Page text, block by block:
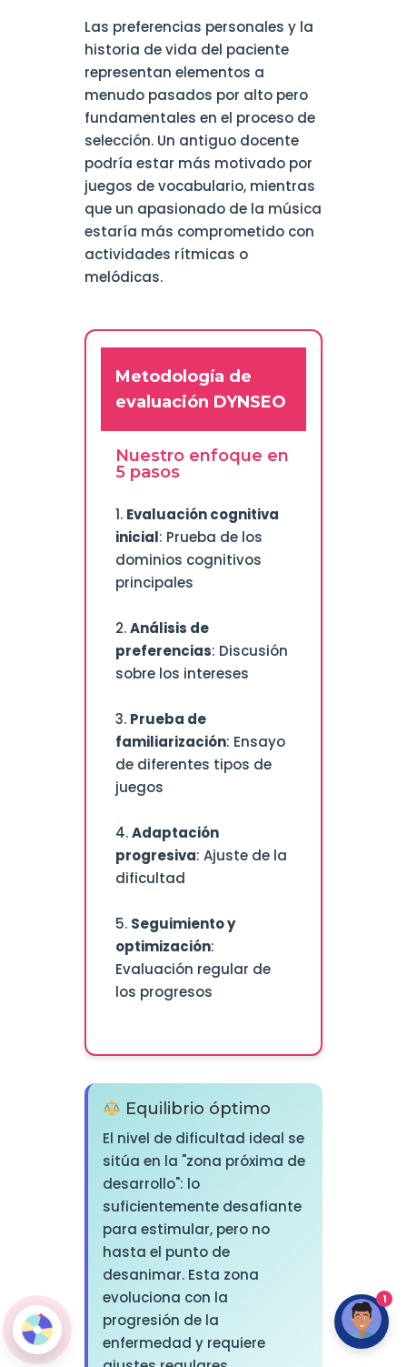
Las preferencias personales y la
historia de vida del paciente
representan elementos a
menudo pasados por alto pero
fundamentales en el proceso de
selección. Un antiguo docente
podría estar más motivado por
juegos de vocabulario, mientras
que un apasionado de la música
estaría más comprometido con
actividades rítmicas o
melódicas.
Metodología de
evaluación DYNSEO
Nuestro enfoque en
5 pasos
1. Evaluación cognitiva
inicial: Prueba de los
dominios cognitivos
principales
2.Análisis de
preferencias: Discusión
sobre los intereses
3. Prueba de
familiarización: Ensayo
de diferentes tipos de
juegos
4.Adaptación
progresiva: Ajuste de la
dificultad
5. Seguimiento y
optimización:
Evaluación regular de
los progresos
Equilibrio óptimo
El nivel de dificultad ideal se
sitúa en la "zona próxima de
desarrollo": lo
suficientemente desafiante
para estimular, pero no
hasta el punto de
desanimar. Esta zona
evoluciona con la
progresión de la
enfermedad y requiere
1